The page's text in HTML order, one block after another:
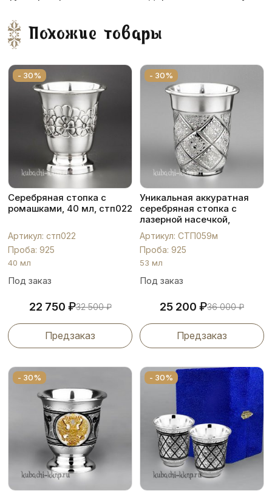
Похожие товары
- 30%
Серебряная стопка с
ромашками, 40 мл, стп022
Артикул: стп022
Проба: 925
40 мл
Под заказ
22 750 ₽32 500₽
Предзаказ
- 30%
Уникальная аккуратная
серебряная стопка с
лазерной насечкой,
СТП059м
Артикул: СТП059м
Проба: 925
53 мл
Под заказ
25 200 ₽36 000₽
Предзаказ
- 30% - 30%